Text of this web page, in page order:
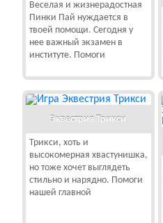
Веселая и жизнерадостная
Пинки Пай нуждается в
твоей помощи. Сегодня у
нее важный экзамен в
институте. Помоги
Эквестрия Трикси
Трикси, хоть и
высокомерная хвастунишка,
но тоже хочет выглядеть
стильно и нарядно. Помоги
нашей главной